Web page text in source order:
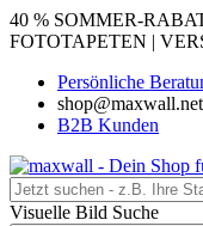
40 % SOMMER-
FOTOTAPETEN |
Persönliche
shop@maxwall.net
B2B Kunden
Visuelle Bild Suche